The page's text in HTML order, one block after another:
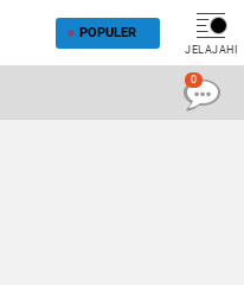
POPULER
JELAJAHI
0